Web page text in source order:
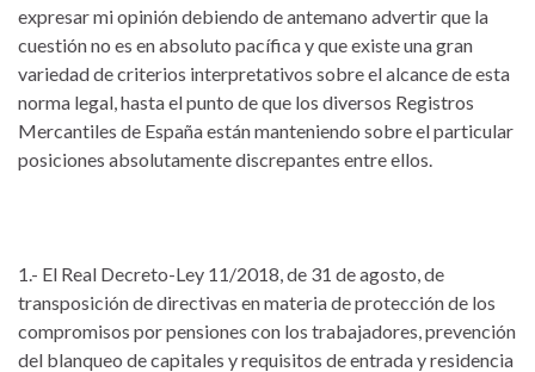
expresar mi opinión debiendo de antemano advertir que la
cuestión no es en absoluto pacífica y que existe una gran
variedad de criterios interpretativos sobre el alcance de esta
norma legal, hasta el punto de que los diversos Registros
Mercantiles de España están manteniendo sobre el particular
posiciones absolutamente discrepantes entre ellos.
1.- El Real Decreto-Ley 11/2018, de 31 de agosto, de
transposición de directivas en materia de protección de los
compromisos por pensiones con los trabajadores, prevención
del blanqueo de capitales y requisitos de entrada y residencia